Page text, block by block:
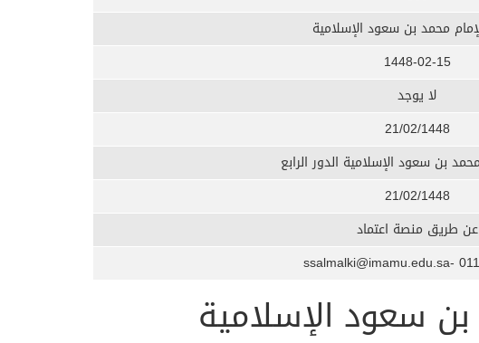
محمد بن سعود الإسلامية
1448-02-15
لا يوجد
21/02/1448
بن سعود الإسلامية الدور الرابع
21/02/1448
عن طريق منصة اعتماد
سعود الإسلامية